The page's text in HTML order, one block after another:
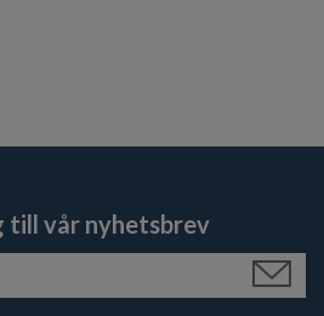
till vår nyhetsbrev